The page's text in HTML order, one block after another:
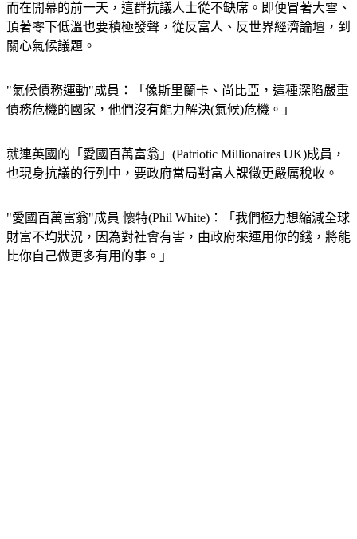
而在開幕的前一天，這群抗議人士從不缺席。即便冒著大雪、
頂著零下低溫也要積極發聲，從反富人、反世界經濟論壇，到
關心氣候議題。
"氣候債務運動"成員：「像斯里蘭卡、尚比亞，這種深陷嚴重
債務危機的國家，他們沒有能力解決(氣候)危機。」
就連英國的「愛國百萬富翁」(Patriotic Millionaires UK)成員，
也現身抗議的行列中，要政府當局對富人課徵更嚴厲稅收。
"愛國百萬富翁"成員 懷特(Phil White)：「我們極力想縮減全球
財富不均狀況，因為對社會有害，由政府來運用你的錢，將能
比你自己做更多有用的事。」